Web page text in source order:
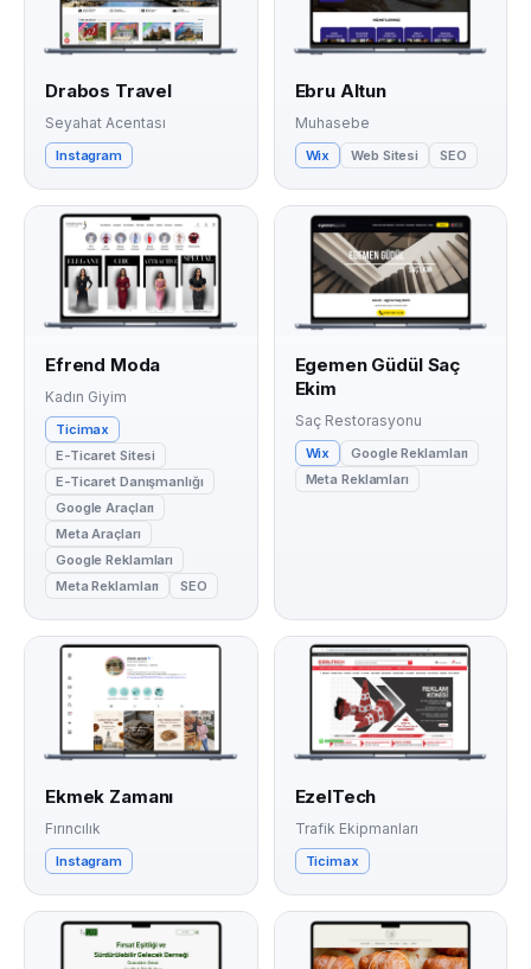
Drabos Travel
Seyahat Acentası
Instagram
Ebru Altun
Muhasebe
Wix Web Sitesi SEO
Efrend Moda
Kadın Giyim
Ticimax
E-Ticaret Sitesi
E-Ticaret Danışmanlığı
Google Araçları
Meta Araçları
Google Reklamları
Meta Reklamları
SEO
Egemen Güdül Saç
Ekim
Saç Restorasyonu
Wix
Google Reklamları
Meta Reklamları
Ekmek Zamanı
Fırıncılık
Instagram
EzelTech
Trafik Ekipmanları
Ticimax